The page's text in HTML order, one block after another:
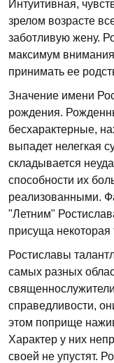
Интуитивная,
зрелом возрасте
заботливую жену.
максимум
принимать ее
Значение имени
рождения.
бесхарактерные,
выпадет нелегкая
складывается
способности их
реализованными.
"Летним"
присуща некоторая
Ростиславы
самых разных
справедливости,
этом поприще
Характер у них
своей не упустят.